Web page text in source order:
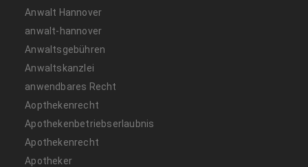
Anwalt Hannover
anwalt-hannover
Anwaltsgebühren
Anwaltskanzlei
anwendbares Recht
Aopthekenrecht
Apothekenbetriebserlaubnis
Apothekenrecht
Apotheker